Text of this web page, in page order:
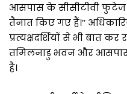
आसपास के सीसीटीवी
तैनात किए गए हैं।’’
प्रत्यक्षदर्शियों से भी बात
तमिलनाडु भवन और आसपास
है।